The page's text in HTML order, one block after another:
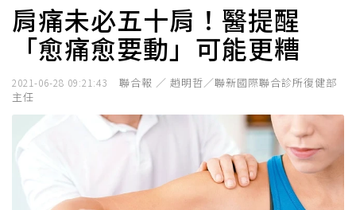
肩痛未必五十肩！醫提醒
「愈痛愈要動」可能更糟
2021-06-28 09:21:43
聯合報 ／ 趙明哲／聯新國際聯合診所復健部
主任